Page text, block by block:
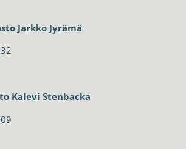
Jarkko Jyrämä
Kalevi Stenbacka